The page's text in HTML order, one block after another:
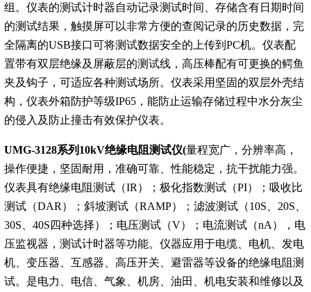
组。仪表的测试计时器自动记录测试时间、存储含有日期时间
的测试结果，触摸屏可以非常方便的查阅记录的历史数据，完
全隔离的USB接口可将测试数据安全的上传到PC机。仪表配
置带有双层绝缘及屏蔽层的测试线，高压棒配有可更换的鳄鱼
夹及钩子，可适应各种测试场所。仪表采用坚固的双层外壳结
构，仪表外箱防护等级IP65，能防止运输存储过程中水分灰尘
的侵入及防止撞击有效保护仪表。
UMG-3128系列10kV绝缘电阻测试仪(量程宽广，分辨率高，
操作便捷，坚固耐用，准确可靠、性能稳定，抗干扰能力强。
仪表具有绝缘电阻测试（IR）；极化指数测试（PI）；吸收比
测试（DAR）；斜坡测试（RAMP）；滤波测试（10S、20S、
30S、40S四种选择）；电压测试（V）；电流测试（nA），电
压监视器，测试计时器等功能。仪器应用于电缆、电机、发电
机、变压器、互感器、高压开关、避雷器等设备的绝缘电阻测
试。是电力、电信、气象、机房、油田、机电安装和维修以及